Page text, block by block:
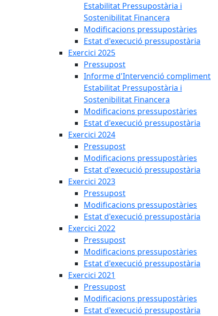
Estabilitat Pressupostària i
Sostenibilitat Financera
Modificacions pressupostàries
Estat d'execució pressupostària
Exercici 2025
Pressupost
Informe d'Intervenció compliment
Estabilitat Pressupostària i
Sostenibilitat Financera
Modificacions pressupostàries
Estat d'execució pressupostària
Exercici 2024
Pressupost
Modificacions pressupostàries
Estat d'execució pressupostària
Exercici 2023
Pressupost
Modificacions pressupostàries
Estat d'execució pressupostària
Exercici 2022
Pressupost
Modificacions pressupostàries
Estat d'execució pressupostària
Exercici 2021
Pressupost
Modificacions pressupostàries
Estat d'execució pressupostària